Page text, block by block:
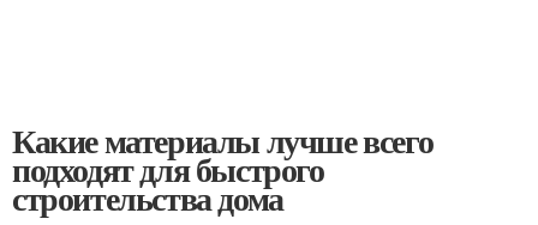
Какие материалы лучше всего
подходят для быстрого
строительства дома